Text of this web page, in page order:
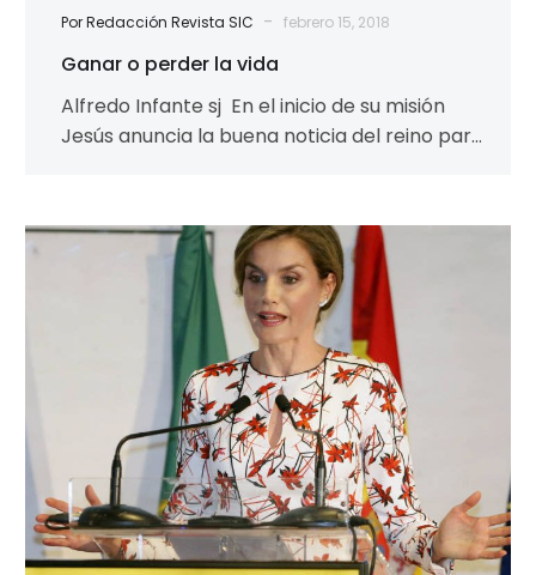
Por Redacción Revista SIC - febrero 15, 2018
Ganar o perder la vida
Alfredo Infante sj En el inicio de su misión
Jesús anuncia la buena noticia del reino para
Letizia
y
los
medios
de
comunicación